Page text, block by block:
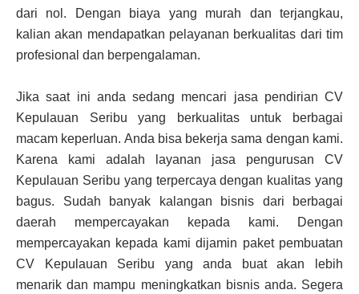
dari nol. Dengan biaya yang murah dan terjangkau,
kalian akan mendapatkan pelayanan berkualitas dari tim
profesional dan berpengalaman.
Jika saat ini anda sedang mencari jasa pendirian CV
Kepulauan Seribu yang berkualitas untuk berbagai
macam keperluan. Anda bisa bekerja sama dengan kami.
Karena kami adalah layanan jasa pengurusan CV
Kepulauan Seribu yang terpercaya dengan kualitas yang
bagus. Sudah banyak kalangan bisnis dari berbagai
daerah mempercayakan kepada kami. Dengan
mempercayakan kepada kami dijamin paket pembuatan
CV Kepulauan Seribu yang anda buat akan lebih
menarik dan mampu meningkatkan bisnis anda. Segera